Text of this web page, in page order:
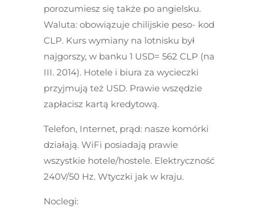
porozumiesz się także po angielsku.
Waluta: obowiązuje chilijskie peso- kod
CLP. Kurs wymiany na lotnisku był
najgorszy, w banku 1 USD= 562 CLP (na
III. 2014). Hotele i biura za wycieczki
przyjmują też USD. Prawie wszędzie
zapłacisz kartą kredytową.
Telefon, Internet, prąd: nasze komórki
działają. WiFi posiadają prawie
wszystkie hotele/hostele. Elektryczność
240V/50 Hz. Wtyczki jak w kraju.
Noclegi: